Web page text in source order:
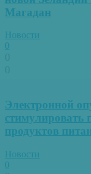
Магадан
Новости
0
Электронной
стимулировать
продуктов
Новости
0